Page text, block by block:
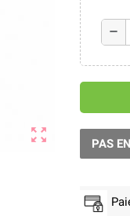
zoom_out_map
remove
PAS